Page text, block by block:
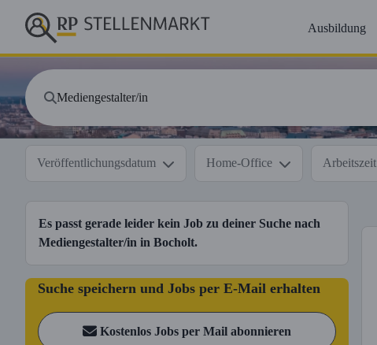
Ausbildung
Veröffentlichungsdatum Home-Office Arbeitszeit
Es passt gerade leider kein Job zu deiner Suche nach
Mediengestalter/in in Bocholt.
Suche speichern und Jobs per E-Mail erhalten
Kostenlos Jobs per Mail abonnieren